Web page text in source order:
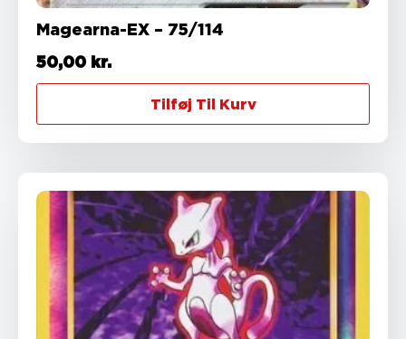
Magearna-EX – 75/114
50,00 kr.
Tilføj Til Kurv